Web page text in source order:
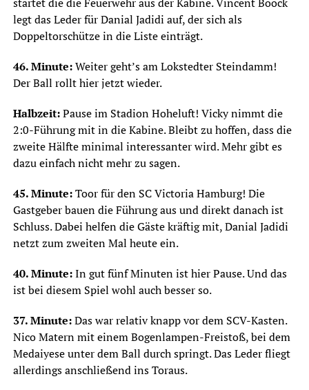
startet die die Feuerwehr aus der Kabine. Vincent Boock
legt das Leder für Danial Jadidi auf, der sich als
Doppeltorschütze in die Liste einträgt.
46. Minute:Weiter geht’s am Lokstedter Steindamm!
Der Ball rollt hier jetzt wieder.
Halbzeit:Pause im Stadion Hoheluft! Vicky nimmt die
2:0-Führung mit in die Kabine. Bleibt zu hoffen, dass die
zweite Hälfte minimal interessanter wird. Mehr gibt es
dazu einfach nicht mehr zu sagen.
45. Minute:Toor für den SC Victoria Hamburg! Die
Gastgeber bauen die Führung aus und direkt danach ist
Schluss. Dabei helfen die Gäste kräftig mit, Danial Jadidi
netzt zum zweiten Mal heute ein.
40. Minute:In gut fünf Minuten ist hier Pause. Und das
ist bei diesem Spiel wohl auch besser so.
37. Minute:Das war relativ knapp vor dem SCV-Kasten.
Nico Matern mit einem Bogenlampen-Freistoß, bei dem
Medaiyese unter dem Ball durch springt. Das Leder fliegt
allerdings anschließend ins Toraus.